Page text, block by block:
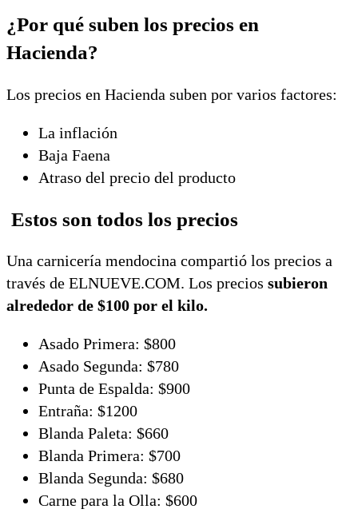
¿Por qué suben los precios en
Hacienda?
Los precios en Hacienda suben por varios factores:
La inflación
Baja Faena
Atraso del precio del producto
Estos son todos los precios
Una carnicería mendocina compartió los precios a
través de ELNUEVE.COM. Los precios subieron
alrededor de $100 por el kilo.
Asado Primera: $800
Asado Segunda: $780
Punta de Espalda: $900
Entraña: $1200
Blanda Paleta: $660
Blanda Primera: $700
Blanda Segunda: $680
Carne para la Olla: $600